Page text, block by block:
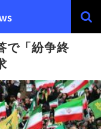
で「紛争終